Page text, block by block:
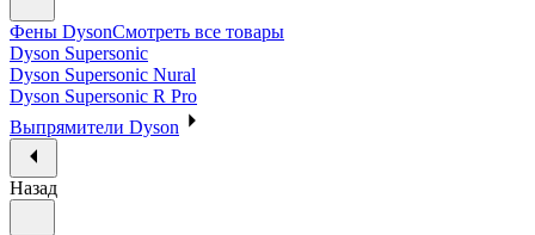
Фены DysonСмотреть все товары
Dyson Supersonic
Dyson Supersonic Nural
Dyson Supersonic R Pro
Выпрямители Dyson
Назад